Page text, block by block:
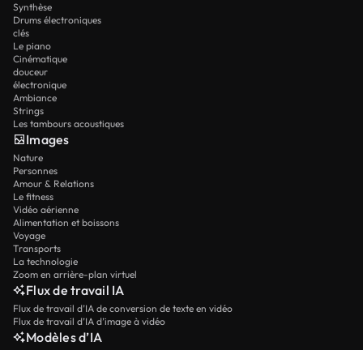
Synthèse
Drums électroniques
clés
Le piano
Cinématique
douceur
électronique
Ambiance
Strings
Les tambours acoustiques
Images
Nature
Personnes
Amour & Relations
Le fitness
Vidéo aérienne
Alimentation et boissons
Voyage
Transports
La technologie
Zoom en arrière-plan virtuel
Flux de travail IA
Flux de travail d’IA de conversion de texte en vidéo
Flux de travail d’IA d’image à vidéo
Modèles d’IA